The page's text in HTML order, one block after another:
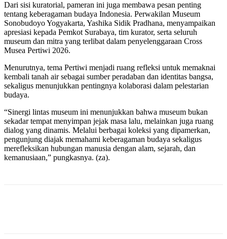
Dari sisi kuratorial, pameran ini juga membawa pesan penting
tentang keberagaman budaya Indonesia. Perwakilan Museum
Sonobudoyo Yogyakarta, Yashika Sidik Pradhana, menyampaikan
apresiasi kepada Pemkot Surabaya, tim kurator, serta seluruh
museum dan mitra yang terlibat dalam penyelenggaraan Cross
Musea Pertiwi 2026.
Menurutnya, tema Pertiwi menjadi ruang refleksi untuk memaknai
kembali tanah air sebagai sumber peradaban dan identitas bangsa,
sekaligus menunjukkan pentingnya kolaborasi dalam pelestarian
budaya.
“Sinergi lintas museum ini menunjukkan bahwa museum bukan
sekadar tempat menyimpan jejak masa lalu, melainkan juga ruang
dialog yang dinamis. Melalui berbagai koleksi yang dipamerkan,
pengunjung diajak memahami keberagaman budaya sekaligus
merefleksikan hubungan manusia dengan alam, sejarah, dan
kemanusiaan,” pungkasnya. (za).